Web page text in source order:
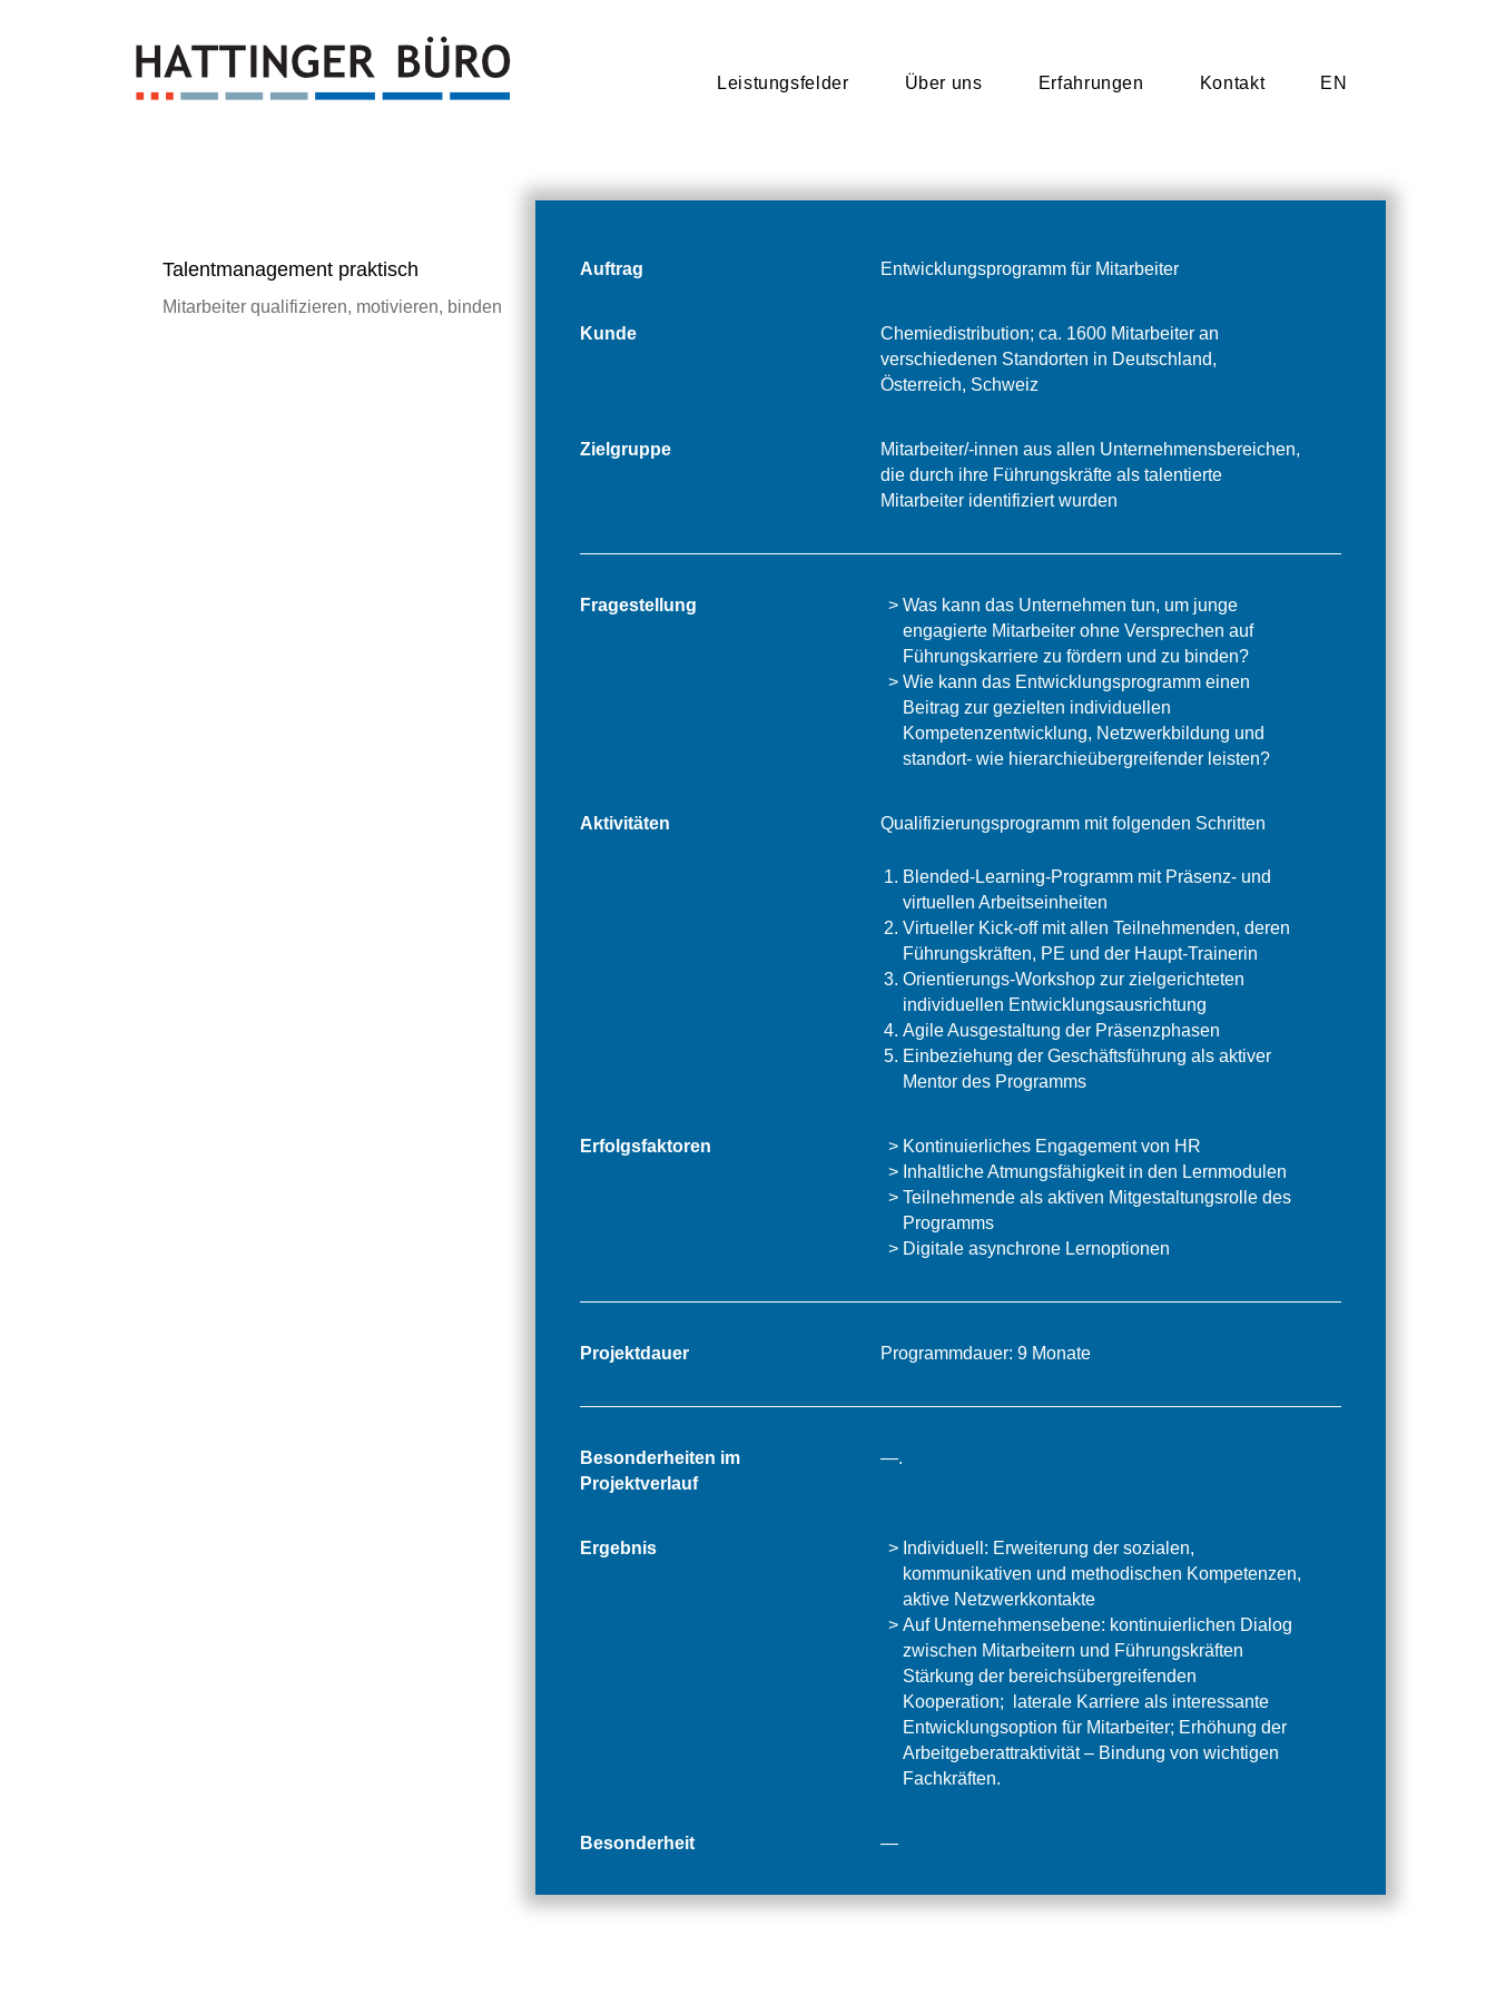
Leistungsfelder Über uns Erfahrungen Kontakt EN
Talentmanagement praktisch
Mitarbeiter qualifizieren, motivieren, binden
Auftrag Entwicklungsprogramm für Mitarbeiter
Kunde
Chemiedistribution; ca. 1600 Mitarbeiter an
verschiedenen Standorten in Deutschland,
Österreich, Schweiz
Zielgruppe
Mitarbeiter/-innen aus allen Unternehmensbereichen,
die durch ihre Führungskräfte als talentierte
Mitarbeiter identifiziert wurden
Fragestellung
Was kann das Unternehmen tun, um junge
engagierte Mitarbeiter ohne Versprechen auf
Führungskarriere zu fördern und zu binden?
Wie kann das Entwicklungsprogramm einen
Beitrag zur gezielten individuellen
Kompetenzentwicklung, Netzwerkbildung und
standort- wie hierarchieübergreifender leisten?
Aktivitäten Qualifizierungsprogramm mit folgenden Schritten
Blended-Learning-Programm mit Präsenz- und
virtuellen Arbeitseinheiten
Virtueller Kick-off mit allen Teilnehmenden, deren
Führungskräften, PE und der Haupt-Trainerin
Orientierungs-Workshop zur zielgerichteten
individuellen Entwicklungsausrichtung
Agile Ausgestaltung der Präsenzphasen
Einbeziehung der Geschäftsführung als aktiver
Mentor des Programms
Erfolgsfaktoren
Kontinuierliches Engagement von HR
Inhaltliche Atmungsfähigkeit in den Lernmodulen
Teilnehmende als aktiven Mitgestaltungsrolle des
Programms
Digitale asynchrone Lernoptionen
Projektdauer Programmdauer: 9 Monate
Besonderheiten im
Projektverlauf
—.
Ergebnis
Individuell: Erweiterung der sozialen,
kommunikativen und methodischen Kompetenzen,
aktive Netzwerkkontakte
Auf Unternehmensebene: kontinuierlichen Dialog
zwischen Mitarbeitern und Führungskräften
Stärkung der bereichsübergreifenden
Kooperation; laterale Karriere als interessante
Entwicklungsoption für Mitarbeiter; Erhöhung der
Arbeitgeberattraktivität – Bindung von wichtigen
Fachkräften.
Besonderheit —
Leistungsfelder Über uns Erfahrungen Kontakt EN